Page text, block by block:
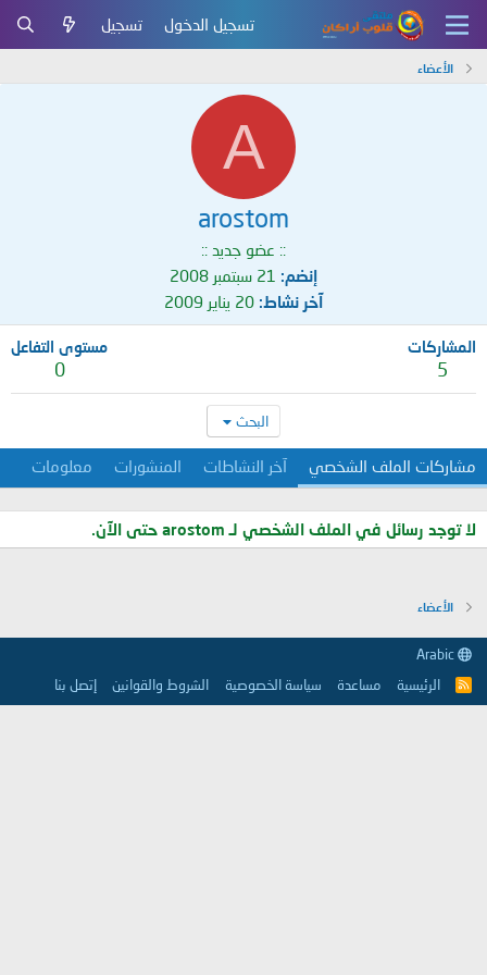
تسجيل الدخول تسجيل
الأعضاء
A
arostom
:: عضو جديد ::
إنضم
21 سبتمبر 2008
آخر نشاط 20 يناير 2009
المشاركات
5
مستوى التفاعل
0
البحث
مشاركات الملف الشخصي آخر النشاطات المنشورات معلومات
لا توجد رسائل في الملف الشخصي لـ arostom حتى الآن.
الأعضاء
R
الرئيسية مساعدة سياسة الخصوصية الشروط والقوانين إتصل بنا